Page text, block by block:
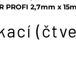
PROFI 2,7mm x